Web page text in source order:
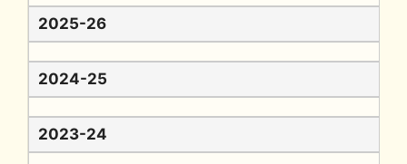
2025-26
2024-25
2023-24